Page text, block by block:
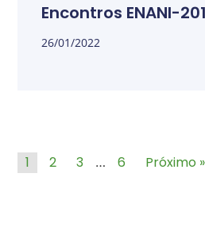
Encontros ENANI-
26/01/2022
1 2 3 … 6 Próximo »